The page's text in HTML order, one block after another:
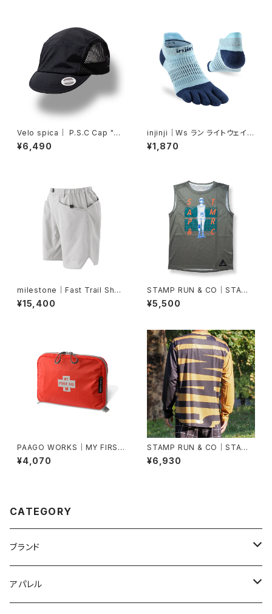
Velo spica｜ P.S.C Cap "Cy
cling" col.Black
¥6,490
injinji｜Ws ラン ライトウェイト
ノーショー（ヘロン）
¥1,870
milestone｜Fast Trail Shor
ts（グレーシャーシルバー）
¥15,400
STAMP RUN & CO｜STAMP
GRAPHIC TANK (FINISHER)
¥5,500
PAAGO WORKS｜MY FIRST
AID （M）
¥4,070
STAMP RUN & CO｜STAMP
LONG SLEEVE TEE（STAMP
BIG LOGO -BLACK&BROW
¥6,930
CATEGORY
ブランド
2XU
アパレル